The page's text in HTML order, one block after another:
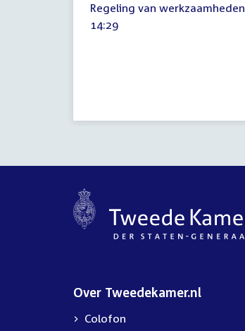
april
2025
Regeling van werkzaamheden
Tijd
14:29
Over Tweedekamer.nl
Colofon